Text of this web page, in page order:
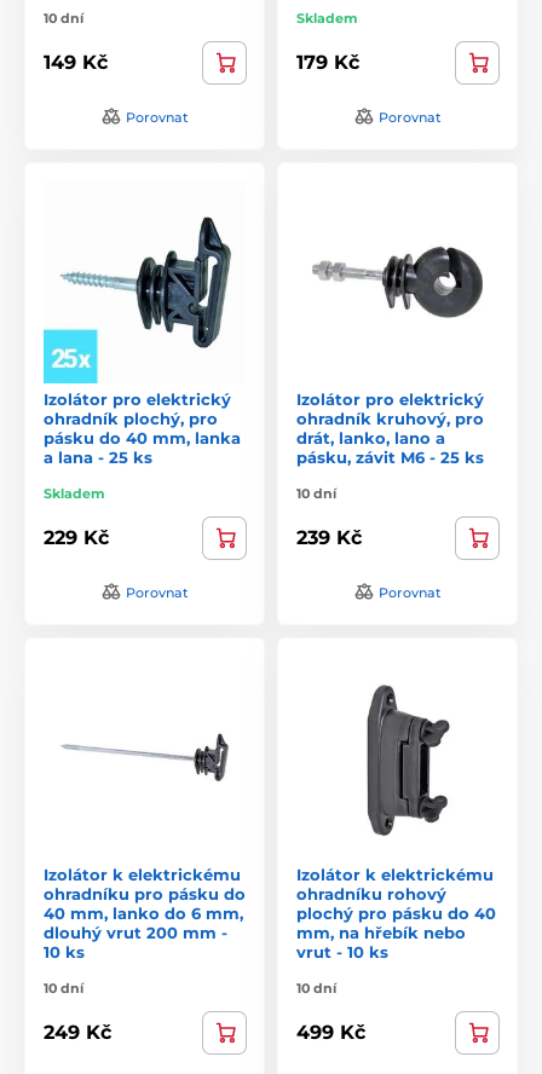
10 dní
149 Kč
Porovnat
Skladem
179 Kč
Porovnat
Izolátor pro elektrický
ohradník plochý, pro
pásku do 40 mm, lanka
a lana - 25 ks
Skladem
229 Kč
Porovnat
Izolátor pro elektrický
ohradník kruhový, pro
drát, lanko, lano a
pásku, závit M6 - 25 ks
10 dní
239 Kč
Porovnat
Izolátor k elektrickému
ohradníku pro pásku do
40 mm, lanko do 6 mm,
dlouhý vrut 200 mm -
10 ks
10 dní
249 Kč
Izolátor k elektrickému
ohradníku rohový
plochý pro pásku do 40
mm, na hřebík nebo
vrut - 10 ks
10 dní
499 Kč